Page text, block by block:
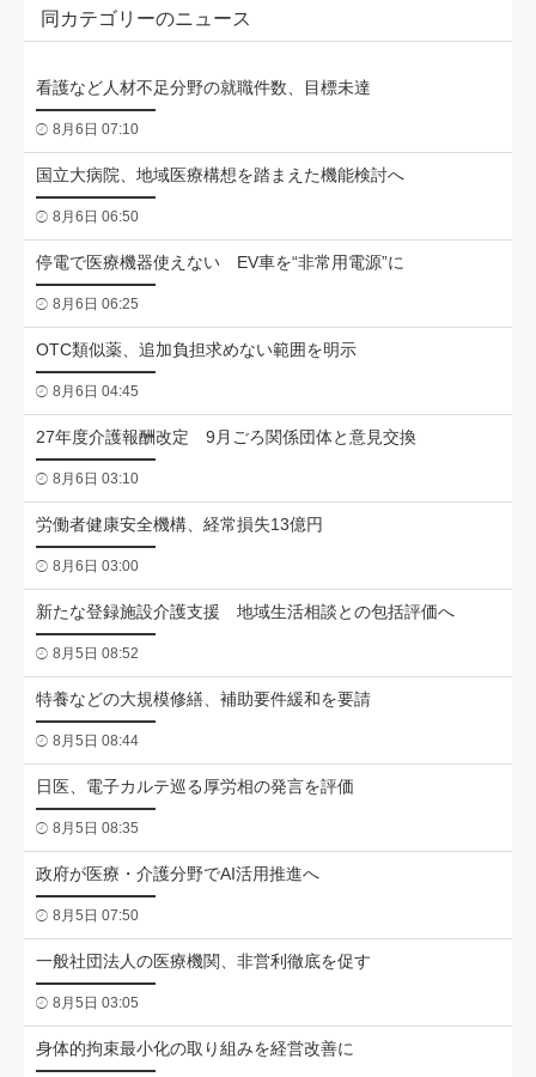
同カテゴリーのニュース
看護など人材不足分野の就職件数、目標未達
8月6日 07:10
国立大病院、地域医療構想を踏まえた機能検討へ
8月6日 06:50
停電で医療機器使えない EV車を“非常用電源”に
8月6日 06:25
OTC類似薬、追加負担求めない範囲を明示
8月6日 04:45
27年度介護報酬改定 9月ごろ関係団体と意見交換
8月6日 03:10
労働者健康安全機構、経常損失13億円
8月6日 03:00
新たな登録施設介護支援 地域生活相談との包括評価へ
8月5日 08:52
特養などの大規模修繕、補助要件緩和を要請
8月5日 08:44
日医、電子カルテ巡る厚労相の発言を評価
8月5日 08:35
政府が医療・介護分野でAI活用推進へ
8月5日 07:50
一般社団法人の医療機関、非営利徹底を促す
8月5日 03:05
身体的拘束最小化の取り組みを経営改善に